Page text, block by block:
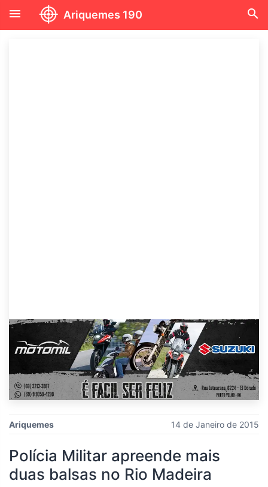
menu Ariquemes 190 search
Ariquemes 14 de Janeiro de 2015
Polícia Militar apreende mais
duas balsas no Rio Madeira